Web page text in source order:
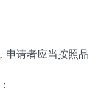
申请者应当按照品